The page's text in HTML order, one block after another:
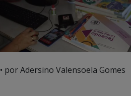
• por Adersino Valensoela Gomes